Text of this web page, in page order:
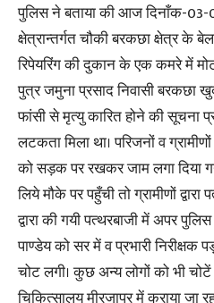
पुलिस ने बताया की आज दिनाँक-03-
क्षेत्रान्तर्गत चौकी बरकछा क्षेत्र के
रिपेयरिंग की दुकान के एक कमरे में
पुत्र जमुना प्रसाद निवासी बरकछा
फांसी से मृत्यु कारित होने की सूचना
लटकता मिला था। परिजनों व
को सड़क पर रखकर जाम लगा दिया
लिये मौके पर पहुँची तो ग्रामीणों
द्वारा की गयी पत्थरबाजी में अपर
पाण्डेय को सर में व प्रभारी निरीक्षक
चोट लगी। कुछ अन्य लोगों को भी